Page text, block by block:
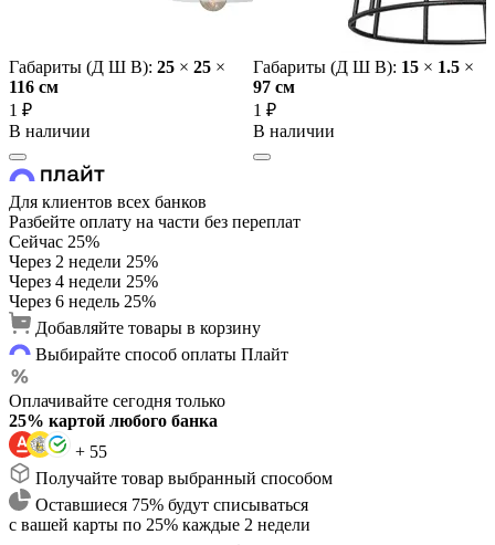
Габариты (Д Ш В): 25 × 25 ×
116 cм
1 ₽
В наличии
Габариты (Д Ш В): 15 × 1.5 ×
97 cм
1 ₽
В наличии
Для клиентов всех банков
Разбейте оплату на части без переплат
Сейчас 25%
Через 2 недели 25%
Через 4 недели 25%
Через 6 недель 25%
Добавляйте товары в корзину
Выбирайте способ оплаты Плайт
Оплачивайте сегодня только
25% картой любого банка
+ 55
Получайте товар выбранный способом
Оставшиеся 75% будут списываться
с вашей карты по 25% каждые 2 недели